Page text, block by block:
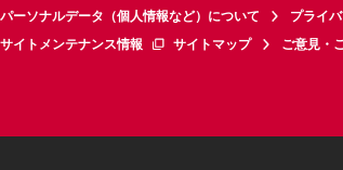
パーソナルデータ（個人情報など）について プライ
サイトメンテナンス情報
サイトマップ ご意見・